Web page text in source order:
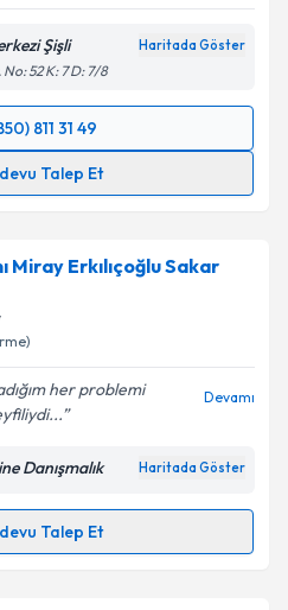
Şişli Haritada Göster
52 K: 7 D: 7/8
811 31 49
Talep Et
e-posta ile bilgilendireceğiz.
ilişkin
kabul ediyorum.
Gönder
Miray Erkılıçoğlu Sakar
her problemi
Devamı
Danışmalık Haritada Göster
Talep Et